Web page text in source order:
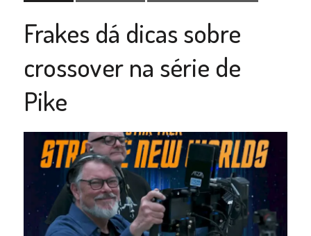
Frakes dá dicas sobre
crossover na série de
Pike